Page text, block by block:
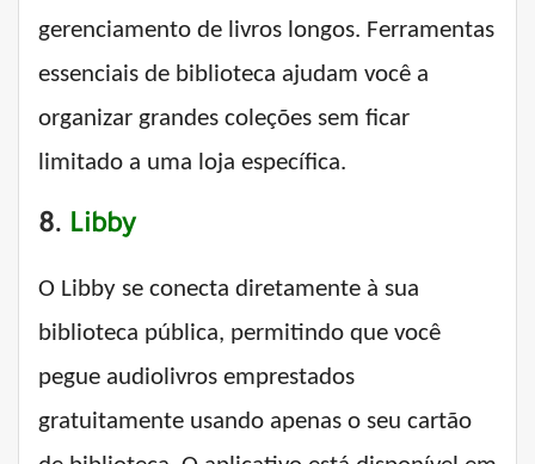
gerenciamento de livros longos. Ferramentas
essenciais de biblioteca ajudam você a
organizar grandes coleções sem ficar
limitado a uma loja específica.
8. Libby
O Libby se conecta diretamente à sua
biblioteca pública, permitindo que você
pegue audiolivros emprestados
gratuitamente usando apenas o seu cartão